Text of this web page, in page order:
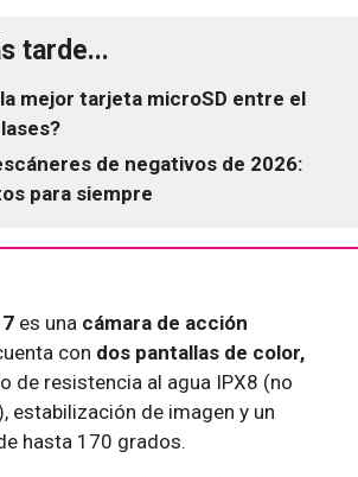
tarde...
mejor tarjeta microSD entre el
de negativos de 2026:
para siempre
es una cámara de acción
con dos pantallas de color,
de resistencia al agua IPX8 (no
estabilización de imagen y un
hasta 170 grados.